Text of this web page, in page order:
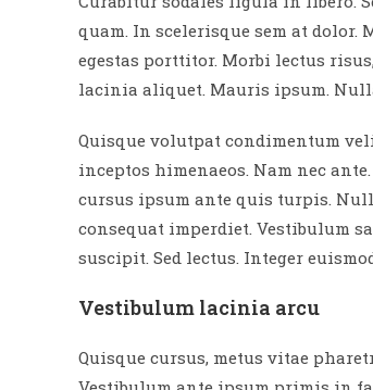
quam. In scelerisque sem at
egestas porttitor. Morbi lectus
lacinia aliquet. Mauris ipsum.
Quisque volutpat condimentum
inceptos himenaeos. Nam nec
cursus ipsum ante quis turpis.
consequat imperdiet. Vestibulum
suscipit. Sed lectus. Integer
Vestibulum lacinia arcu
Quisque cursus, metus vitae